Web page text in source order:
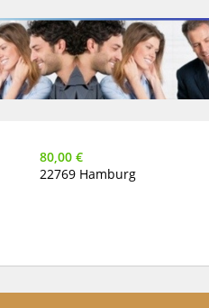
80,00 €
22769 Hamburg